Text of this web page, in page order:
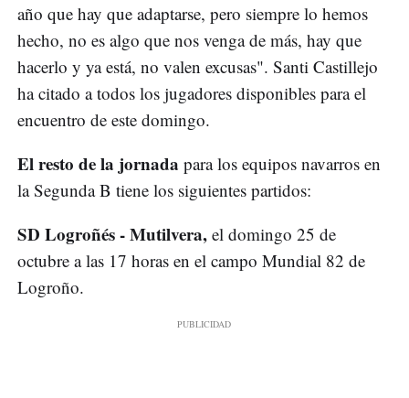
año que hay que adaptarse, pero siempre lo hemos
hecho, no es algo que nos venga de más, hay que
hacerlo y ya está, no valen excusas". Santi Castillejo
ha citado a todos los jugadores disponibles para el
encuentro de este domingo.
El resto de la jornada para los equipos navarros en
la Segunda B tiene los siguientes partidos:
SD Logroñés - Mutilvera, el domingo 25 de
octubre a las 17 horas en el campo Mundial 82 de
Logroño.